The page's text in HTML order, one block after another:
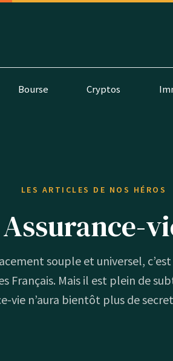
Bourse Cryptos
LES ARTICLES DE NOS HÉROS
Assurance-
souple et universel,
Français. Mais il est plein de
vie n’aura bientôt plus de